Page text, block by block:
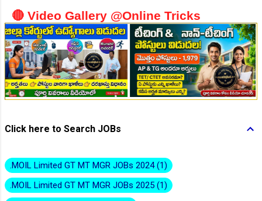
🔴 Video Gallery @Online Tricks
Click here to Search JOBs
.MOIL Limited GT MT MGR JOBs 2024 1
.MOIL Limited GT MT MGR JOBs 2025 1